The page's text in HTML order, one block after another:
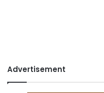
Advertisement